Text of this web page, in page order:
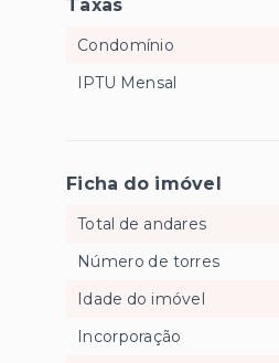
Taxas
Condomínio
IPTU Mensal
Ficha do imóvel
Total de andares
Número de torres
Idade do imóvel
Incorporação